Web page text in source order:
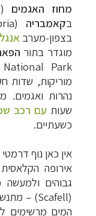
מחוז האגמים
בקאמבריה (
בצפון-מערב
מוגדר בתור
Park
מוריקות, שדות
נהרות ואגמים. מ
שעות עם רכב
כשעתיים.
אין כאן נוף
אירופה
גבוהים
(
Scafell
המים מרשימים